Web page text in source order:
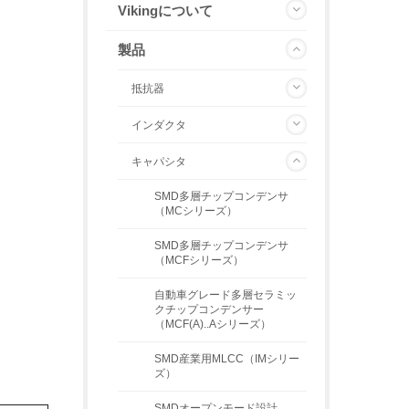
Vikingについて
製品
抵抗器
インダクタ
キャパシタ
SMD多層チップコンデンサ
（MCシリーズ）
SMD多層チップコンデンサ
（MCFシリーズ）
自動車グレード多層セラミッ
クチップコンデンサー
（MCF(A)..Aシリーズ）
SMD産業用MLCC（IMシリー
ズ）